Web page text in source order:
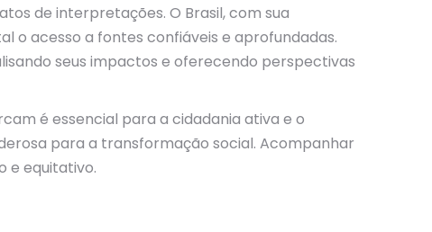
de interpretações. O Brasil, com sua
o acesso a fontes confiáveis e aprofundadas.
seus impactos e oferecendo perspectivas
é essencial para a cidadania ativa e o
para a transformação social. Acompanhar
e equitativo.